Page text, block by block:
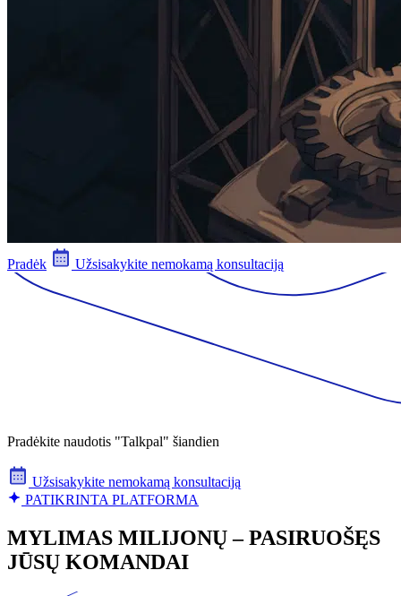
Pradėk Užsisakykite nemokamą konsultaciją
Pradėkite naudotis "Talkpal" šiandien
Užsisakykite nemokamą konsultaciją
PATIKRINTA PLATFORMA
MYLIMAS MILIJONŲ – PASIRUOŠĘS
JŪSŲ KOMANDAI